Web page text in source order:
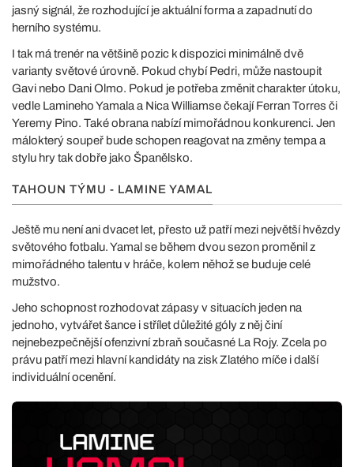
jasný signál, že rozhodující je aktuální forma a zapadnutí do
herního systému.
I tak má trenér na většině pozic k dispozici minimálně dvě
varianty světové úrovně. Pokud chybí Pedri, může nastoupit
Gavi nebo Dani Olmo. Pokud je potřeba změnit charakter útoku,
vedle Lamineho Yamala a Nica Williamse čekají Ferran Torres či
Yeremy Pino. Také obrana nabízí mimořádnou konkurenci. Jen
málokterý soupeř bude schopen reagovat na změny tempa a
stylu hry tak dobře jako Španělsko.
TAHOUN TÝMU - LAMINE YAMAL
Ještě mu není ani dvacet let, přesto už patří mezi největší hvězdy
světového fotbalu. Yamal se během dvou sezon proměnil z
mimořádného talentu v hráče, kolem něhož se buduje celé
mužstvo.
Jeho schopnost rozhodovat zápasy v situacích jeden na
jednoho, vytvářet šance i střílet důležité góly z něj činí
nejnebezpečnější ofenzivní zbraň současné La Rojy. Zcela po
právu patří mezi hlavní kandidáty na zisk Zlatého míče i další
individuální ocenění.